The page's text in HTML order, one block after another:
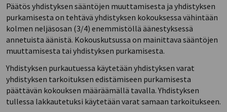
Päätös yhdistyksen sääntöjen muuttamisesta ja yhdistyksen
purkamisesta on tehtävä yhdistyksen kokouksessa vähintään
kolmen neljäsosan (3/4) enemmistöllä äänestyksessä
annetuista äänistä. Kokouskutsussa on mainittava sääntöjen
muuttamisesta tai yhdistyksen purkamisesta.
Yhdistyksen purkautuessa käytetään yhdistyksen varat
yhdistyksen tarkoituksen edistämiseen purkamisesta
päättävän kokouksen määräämällä tavalla. Yhdistyksen
tullessa lakkautetuksi käytetään varat samaan tarkoitukseen.